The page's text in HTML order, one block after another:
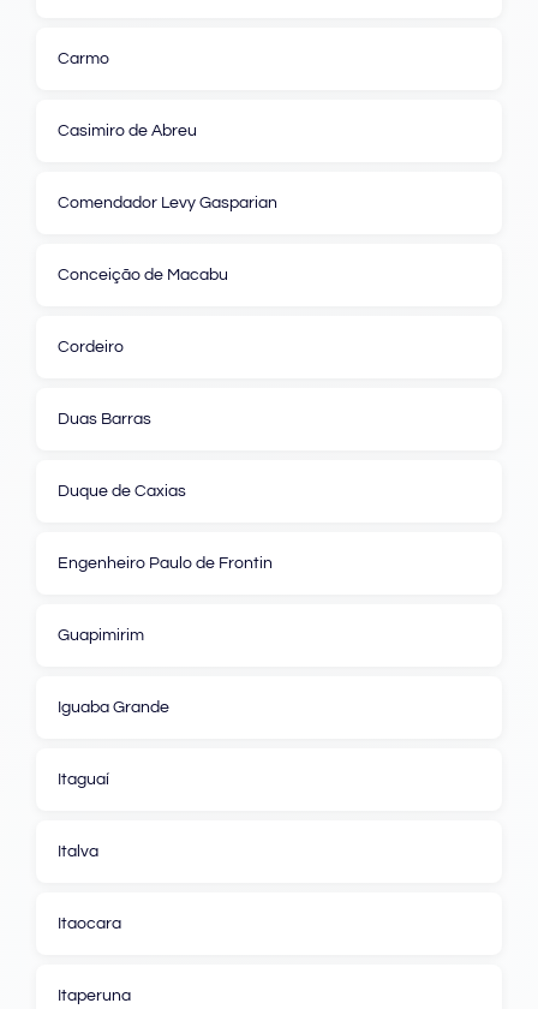
Carmo
Casimiro de Abreu
Comendador Levy Gasparian
Conceição de Macabu
Cordeiro
Duas Barras
Duque de Caxias
Engenheiro Paulo de Frontin
Guapimirim
Iguaba Grande
Itaguaí
Italva
Itaocara
Itaperuna